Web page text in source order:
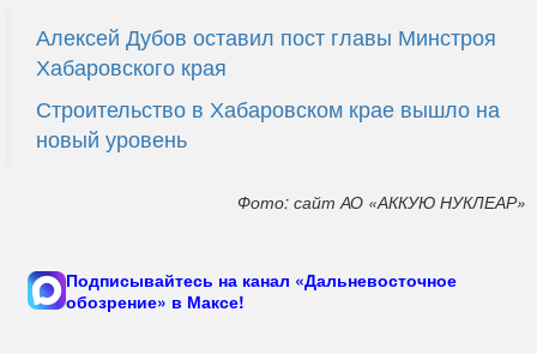
Алексей Дубов оставил пост главы Минстроя
Хабаровского края
Строительство в Хабаровском крае вышло на
новый уровень
Фото: сайт АО «АККУЮ НУКЛЕАР»
Подписывайтесь на канал «Дальневосточное
обозрение» в Максе!